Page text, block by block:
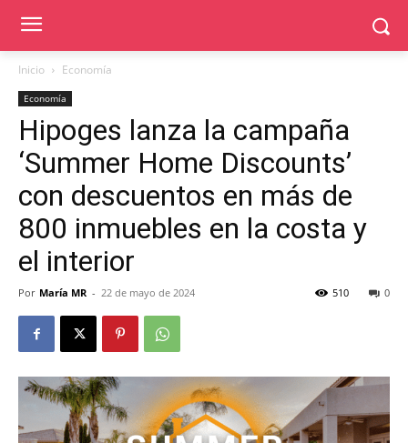
Inicio Economía
Economía
Hipoges lanza la campaña
‘Summer Home Discounts’
con descuentos en más de
800 inmuebles en la costa y
el interior
Por María MR - 22 de mayo de 2024 0
510